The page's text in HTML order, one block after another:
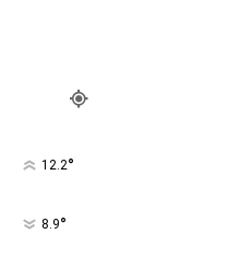
12.2°
8.9°